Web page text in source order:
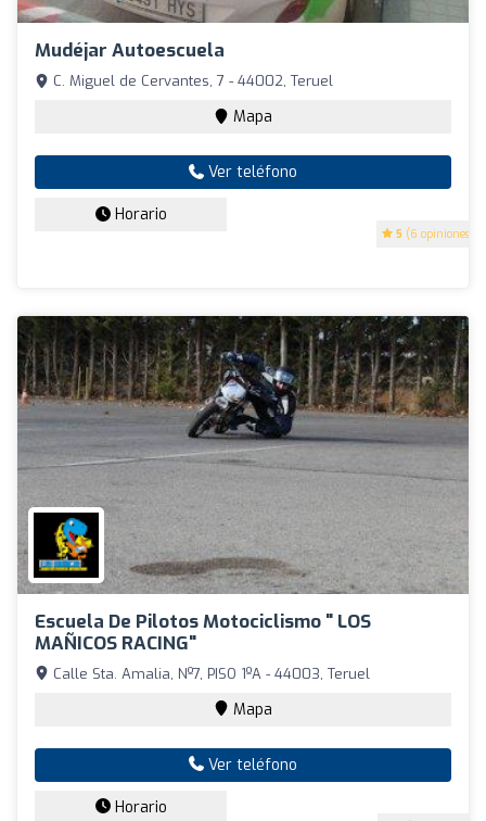
Mudéjar Autoescuela
5 (6 opiniones)
C. Miguel de Cervantes, 7 - 44002, Teruel
Mapa
Ver teléfono
Horario
Escuela De Pilotos Motociclismo " LOS
MAÑICOS RACING"
Calle Sta. Amalia, Nº7, PISO 1ºA - 44003, Teruel
Mapa
Ver teléfono
Horario